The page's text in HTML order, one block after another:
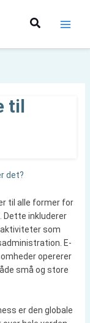
Søg
til
det?
til alle former for
Dette inkluderer
aktiviteter som
E-
opererer
små og store
er den globale